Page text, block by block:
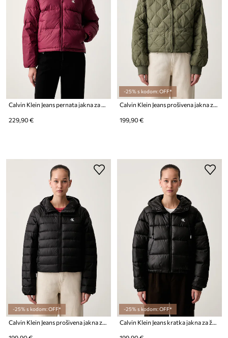
Calvin Klein Jeans pernata jakna za žene
229,90 €
-25% s kodom: OFF*
Calvin Klein Jeans prošivena jakna za žene
199,90 €
-25% s kodom: OFF*
Calvin Klein Jeans prošivena jakna za žene
-25% s kodom: OFF*
Calvin Klein Jeans kratka jakna za žene